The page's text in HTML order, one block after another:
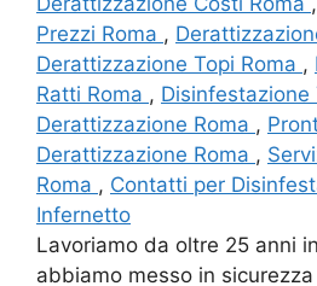
Prezzi Roma ,
Derattizzazione Topi Roma ,
Ratti Roma , Disinfestazione
Derattizzazione Roma ,
Derattizzazione Roma ,
Roma , Contatti per
Infernetto
Lavoriamo da oltre 25 anni
abbiamo messo in